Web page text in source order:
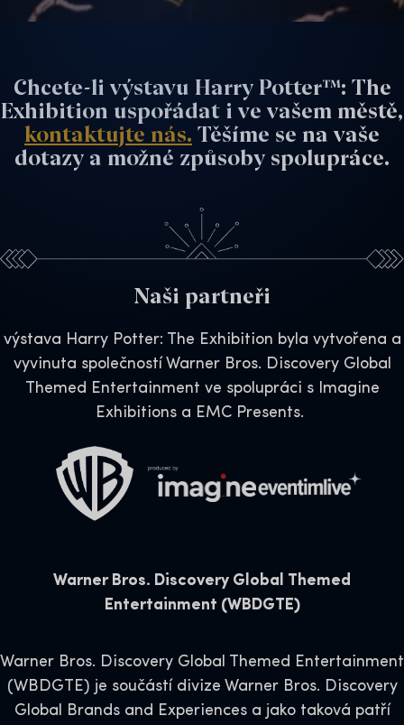
Chcete-li výstavu Harry Potter™: The
Exhibition uspořádat i ve vašem městě,
kontaktujte nás. Těšíme se na vaše
dotazy a možné způsoby spolupráce.
Naši partneři
výstava Harry Potter: The Exhibition byla vytvořena a
vyvinuta společností Warner Bros. Discovery Global
Themed Entertainment ve spolupráci s Imagine
Exhibitions a EMC Presents.
Warner Bros. Discovery Global Themed
Entertainment (WBDGTE)
Warner Bros. Discovery Global Themed Entertainment
(WBDGTE) je součástí divize Warner Bros. Discovery
Global Brands and Experiences a jako taková patří